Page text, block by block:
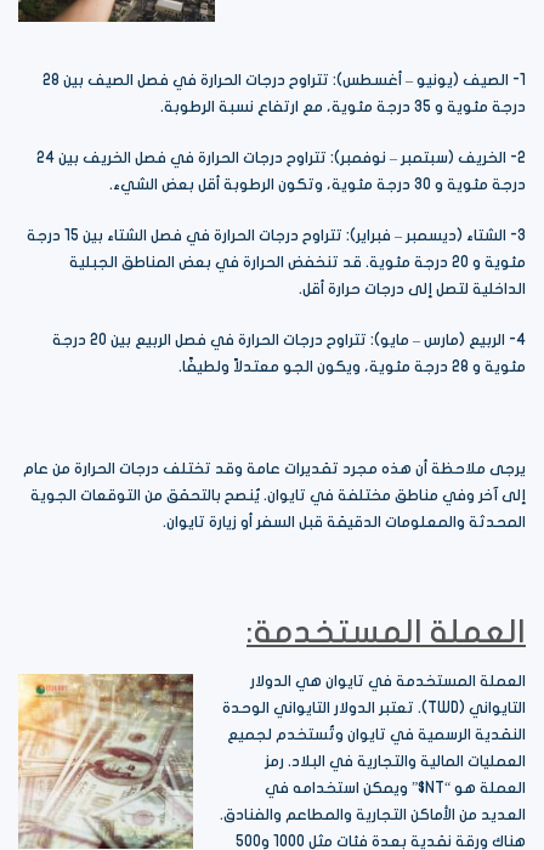
1- الصيف (يونيو – أغسطس): تتراوح درجات الحرارة في فصل الصيف بين 28
درجة مئوية و 35 درجة مئوية، مع ارتفاع نسبة الرطوبة.
2- الخريف (سبتمبر – نوفمبر): تتراوح درجات الحرارة في فصل الخريف بين 24
درجة مئوية و 30 درجة مئوية، وتكون الرطوبة أقل بعض الشيء.
3- الشتاء (ديسمبر – فبراير): تتراوح درجات الحرارة في فصل الشتاء بين 15 درجة
مئوية و 20 درجة مئوية. قد تنخفض الحرارة في بعض المناطق الجبلية
الداخلية لتصل إلى درجات حرارة أقل.
4- الربيع (مارس – مايو): تتراوح درجات الحرارة في فصل الربيع بين 20 درجة
مئوية و 28 درجة مئوية، ويكون الجو معتدلاً ولطيفًا.
يرجى ملاحظة أن هذه مجرد تقديرات عامة وقد تختلف درجات الحرارة من عام
إلى آخر وفي مناطق مختلفة في تايوان. يُنصح بالتحقق من التوقعات الجوية
المحدثة والمعلومات الدقيقة قبل السفر أو زيارة تايوان.
العملة المستخدمة:
العملة المستخدمة في تايوان هي الدولار
التايواني (TWD). تعتبر الدولار التايواني الوحدة
النقدية الرسمية في تايوان وتُستخدم لجميع
العمليات المالية والتجارية في البلاد. رمز
العملة هو “NT$” ويمكن استخدامه في
العديد من الأماكن التجارية والمطاعم والفنادق.
هناك ورقة نقدية بعدة فئات مثل 1000 و500